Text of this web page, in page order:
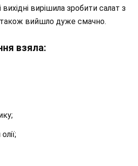
вихідні вирішила зробити салат з
також вийшло дуже смачно.
взяла: